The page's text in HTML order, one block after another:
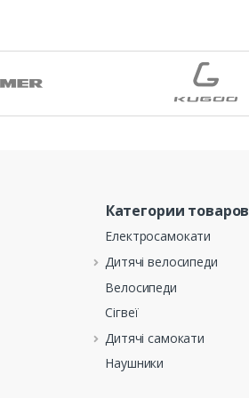
Категории товаров
Електросамокати
Дитячі велосипеди
Велосипеди
Сігвеї
Дитячі самокати
Наушники